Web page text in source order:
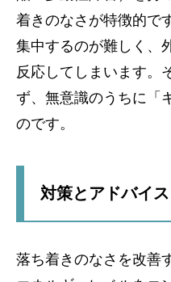
着きのなさが特徴的で
集中するのが難しく、
反応してしまいます。
ず、無意識のうちに「
のです。
対策とアドバイス
落ち着きのなさを改善